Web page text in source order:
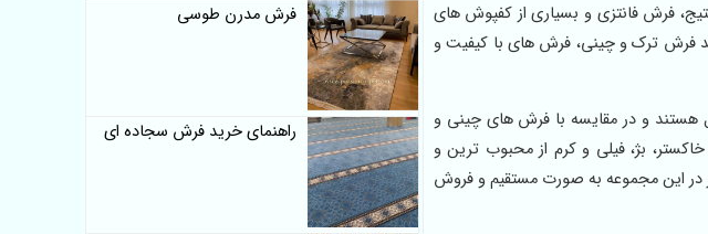
فرش فانتزی و بسیاری از کفپوش های
فرش ترک و چینی، فرش های با کیفیت و
هستند و در مقایسه با فرش های چینی و
بژ، فیلی و کرم از محبوب ترین و
این مجموعه به صورت مستقیم و فروش
فرش مدرن طوسی
راهنمای خرید فرش سجاده ای